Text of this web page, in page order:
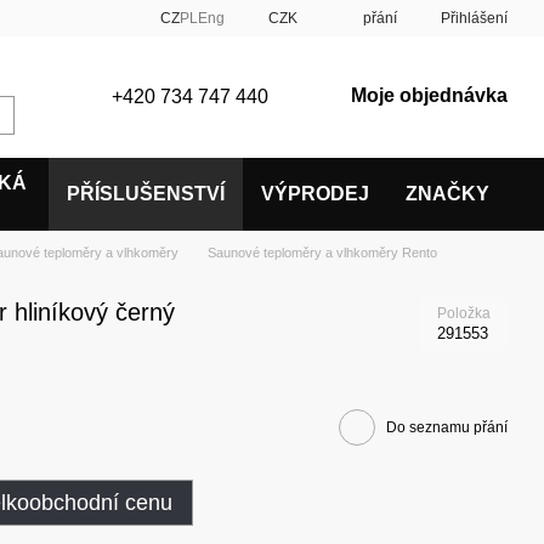
CZPLEng CZK přání Přihlášení
+420 734 747 440 Moje objednávka
PŘÍSLUŠENSTVÍ VÝPRODEJ ZNAČKY
teploměry a vlhkoměry
Saunové teploměry a vlhkoměry Rento
hliníkový černý Položka
291553
Do seznamu přání
cenu